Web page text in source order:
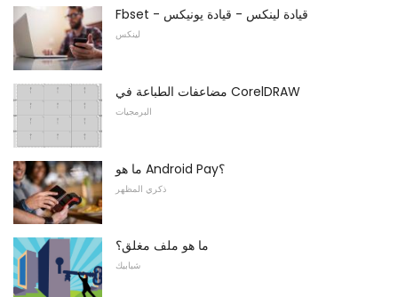
Fbset - قيادة لينكس - قيادة يونيكس
لينكس
مضاعفات الطباعة في CorelDRAW
البرمجيات
ما هو Android Pay؟
ذكري المظهر
ما هو ملف مغلق؟
شبابيك